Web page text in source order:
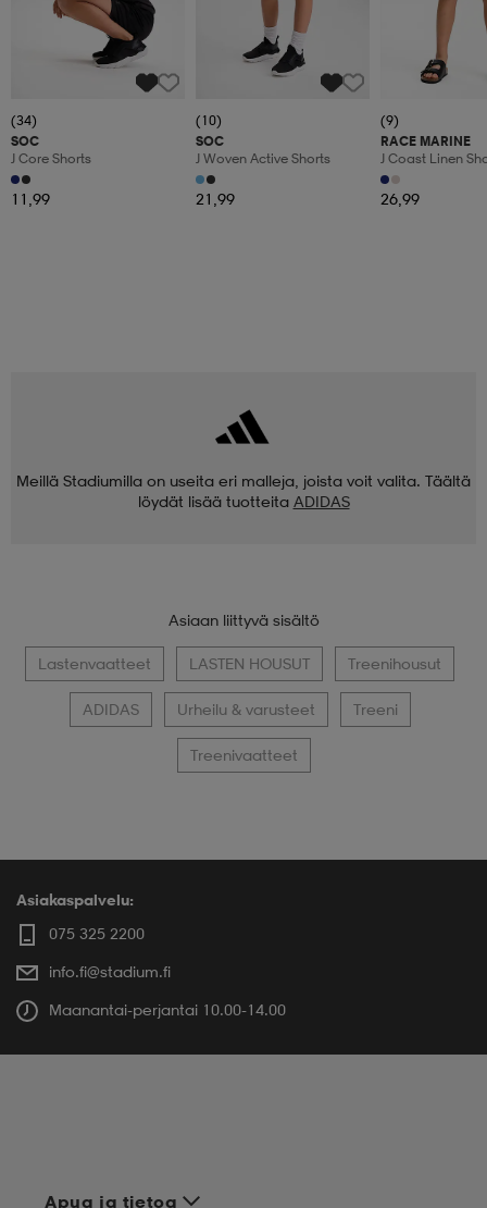
(34)
SOC
J Core Shorts
11,99
(10)
SOC
J Woven Active Shorts
21,99
(9)
RACE MARINE
J Coast Linen
26,99
Meillä Stadiumilla on useita eri malleja, joista voit valita. Täältä
löydät lisää tuotteita ADIDAS
Asiaan liittyvä sisältö
Lastenvaatteet LASTEN HOUSUT Treenihousut
ADIDAS Urheilu & varusteet Treeni
Treenivaatteet
Asiakaspalvelu:
075 325 2200
info.fi@stadium.fi
Maanantai-perjantai 10.00-14.00
Apua ja tietoa